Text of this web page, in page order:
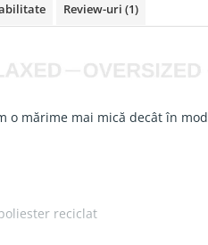
Review-uri (1)
o mărime mai mică decât în mod
reciclat